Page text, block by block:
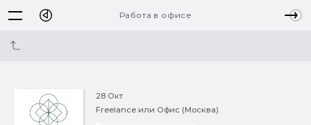
Работа в офисе
28 Окт
Freelance или Офис (Москва)